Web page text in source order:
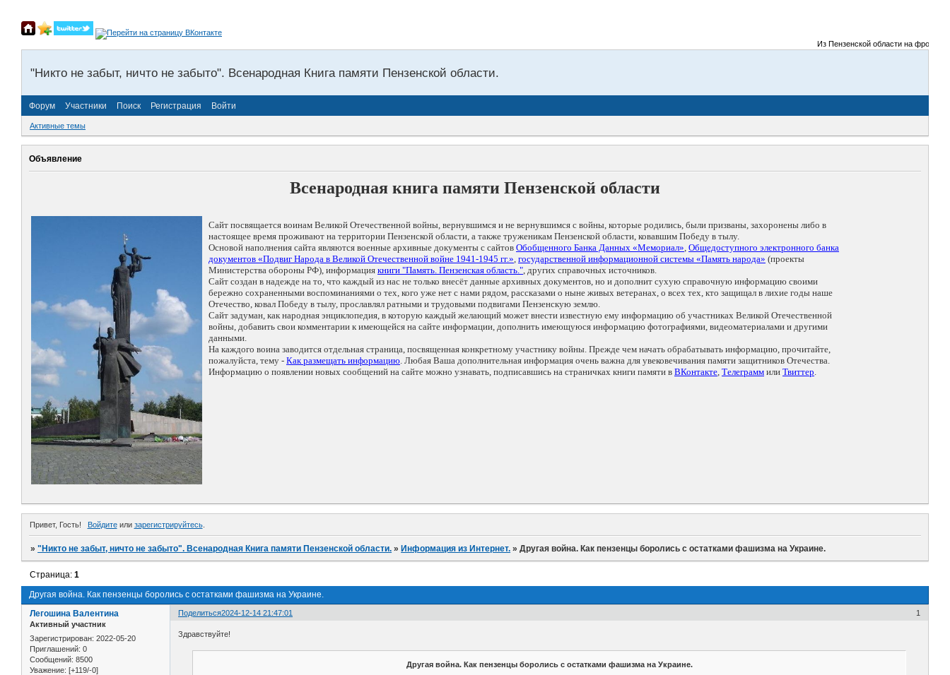
Из Пензенской области на фронты
"Никто не забыт, ничто не забыто". Всенародная Книга памяти Пензенской области.
Форум Участники Поиск Регистрация Войти
Активные темы
Объявление
Всенародная книга памяти Пензенской области
Сайт посвящается воинам Великой Отечественной войны, вернувшимся и не вернувшимся с войны, которые родились, были призваны, захоронены либо в
настоящее время проживают на территории Пензенской области, а также труженикам Пензенской области, ковавшим Победу в тылу.
Основой наполнения сайта являются военные архивные документы с сайтов Обобщенного Банка Данных «Мемориал», Общедоступного электронного банка
документов «Подвиг Народа в Великой Отечественной войне 1941-1945 гг.», государственной информационной системы «Память народа» (проекты
Министерства обороны РФ), информация книги "Память. Пензенская область.", других справочных источников.
Сайт создан в надежде на то, что каждый из нас не только внесёт данные архивных документов, но и дополнит сухую справочную информацию своими
бережно сохраненными воспоминаниями о тех, кого уже нет с нами рядом, рассказами о ныне живых ветеранах, о всех тех, кто защищал в лихие годы наше
Отечество, ковал Победу в тылу, прославлял ратными и трудовыми подвигами Пензенскую землю.
Сайт задуман, как народная энциклопедия, в которую каждый желающий может внести известную ему информацию об участниках Великой Отечественной
войны, добавить свои комментарии к имеющейся на сайте информации, дополнить имеющуюся информацию фотографиями, видеоматериалами и другими
данными.
На каждого воина заводится отдельная страница, посвященная конкретному участнику войны. Прежде чем начать обрабатывать информацию, прочитайте,
пожалуйста, тему - Как размещать информацию. Любая Ваша дополнительная информация очень важна для увековечивания памяти защитников Отечества.
Информацию о появлении новых сообщений на сайте можно узнавать, подписавшись на страничках книги памяти в ВКонтакте, Телеграмм или Твиттер.
Привет, Гость! Войдитеили зарегистрируйтесь.
»"Никто не забыт, ничто не забыто". Всенародная Книга памяти Пензенской области. » Информация из Интернет. »Другая война. Как пензенцы боролись с остатками фашизма на Украине.
Другая война. Как пензенцы боролись с остатками фашизма на Украине.
Страница:1
Поделиться 1
2024-12-14 21:47:01
Легошина Валентина
Активный участник
Зарегистрирован: 2022-05-20
Приглашений: 0
Сообщений: 8500
Уважение: [+119/-0]
Здравствуйте!
Другая война. Как пензенцы боролись с остатками фашизма на Украине.